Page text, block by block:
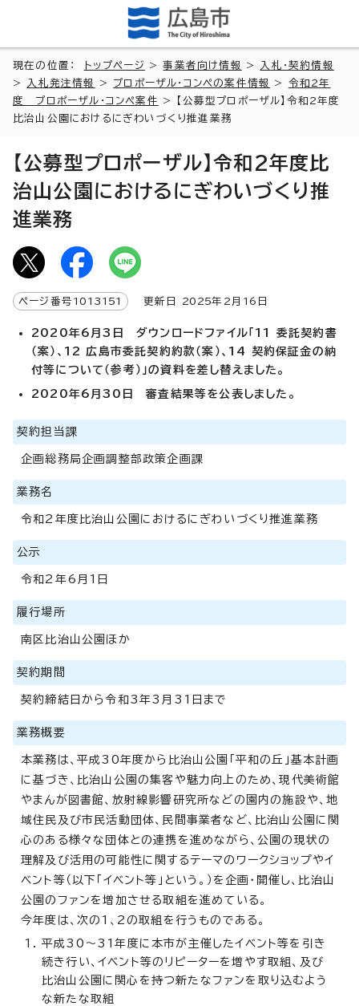
現在の位置： トップページ >事業者向け情報 >
入札・契約情報
>
入札発注情報 > プロポーザル・コンペの案件情報 > 令和2年
度 プロポーザル・コンペ案件
> 【公募型プロポーザル】令和2年度
比治山公園におけるにぎわいづくり推進業務
【公募型プロポーザル】令和2年度比
治山公園におけるにぎわいづくり推
進業務
ページ番号 1013151 更新日 2025年2月 16 日
2020年6月3日 ダウンロードファイル「11 委託契約書
（案）、12 広島市委託契約約款（案）、14 契約保証金の納
付等について（参考） 」の資料を差し替えました。
2020年6月30日 審査結果等を公表しました。
契約担当課
企画総務局企画調整部政策企画課
業務名
令和2年度比治山公園におけるにぎわいづくり推進業務
公示
令和2年6月1日
履行場所
南区比治山公園ほか
契約期間
契約締結日から令和3年3月31日まで
業務概要
本業務は、平成30年度から比治山公園「平和の丘」基本計画
に基づき、比治山公園の集客や魅力向上のため、現代美術館
やまんが図書館、放射線影響研究所などの園内の施設や、地
域住民及び市民活動団体、民間事業者など、比治山公園に関
心のある様々な団体との連携を進めながら、公園の現状の
理解及び活用の可能性に関するテーマのワークショップやイ
ベント等（以下「イベント等」という。）を企画・開催し、比治山
公園のファンを増加させる取組を進めている。
今年度は、次の1、2の取組を行うものである。
平成30～31年度に本市が主催したイベント等を引き
続き行い、イベント等のリピーターを増やす取組、及び
比治山公園に関心を持つ新たなファンを取り込むよう
な新たな取組